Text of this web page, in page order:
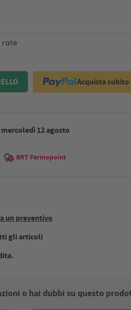
Acquista subito
12 agosto
BRT Fermopoint
un preventivo
gli articoli
o hai dubbi su questo